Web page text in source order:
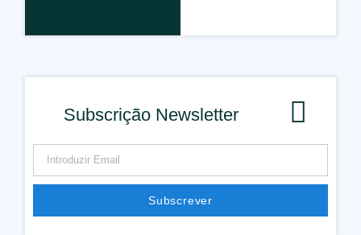
Subscrição Newsletter
Subscrever